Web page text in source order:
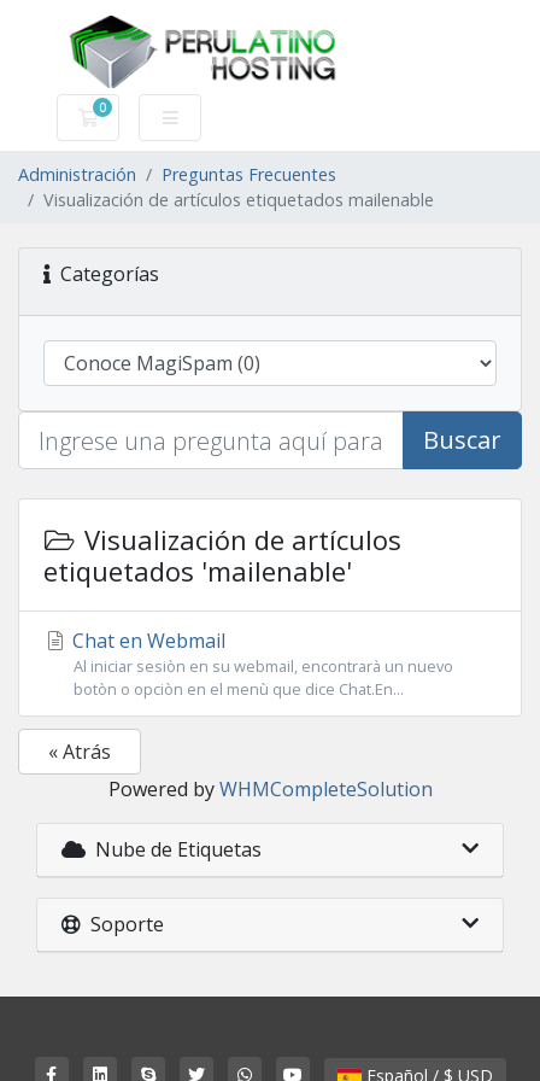
0
Carro de Pedidos
Administración
Preguntas Frecuentes
Visualización de artículos etiquetados mailenable
Categorías
Buscar
Visualización de artículos
etiquetados 'mailenable'
Chat en Webmail
Al iniciar sesiòn en su webmail, encontrarà un nuevo
botòn o opciòn en el menù que dice Chat.En...
« Atrás
Powered byWHMCompleteSolution
Nube de Etiquetas
Soporte
Español / $ USD